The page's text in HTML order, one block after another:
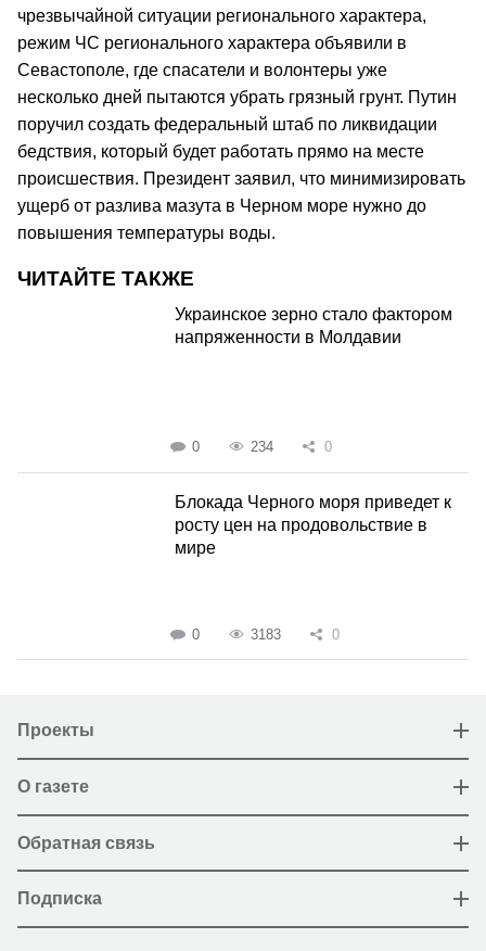
чрезвычайной ситуации регионального характера,
режим ЧС регионального характера объявили в
Севастополе, где спасатели и волонтеры уже
несколько дней пытаются убрать грязный грунт. Путин
поручил создать федеральный штаб по ликвидации
бедствия, который будет работать прямо на месте
происшествия. Президент заявил, что минимизировать
ущерб от разлива мазута в Черном море нужно до
повышения температуры воды.
ЧИТАЙТЕ ТАКЖЕ
Украинское зерно стало фактором
напряженности в Молдавии
0 234 0
Блокада Черного моря приведет к
росту цен на продовольствие в
мире
0 3183 0
Проекты
О газете
Обратная связь
Подписка